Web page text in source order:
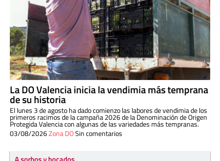
La DO Valencia inicia la vendimia más temprana
de su historia
El lunes 3 de agosto ha dado comienzo las labores de vendimia de los
primeros racimos de la campaña 2026 de la Denominación de Origen
Protegida Valencia con algunas de las variedades más tempranas.
03/08/2026Zona DOSin comentarios